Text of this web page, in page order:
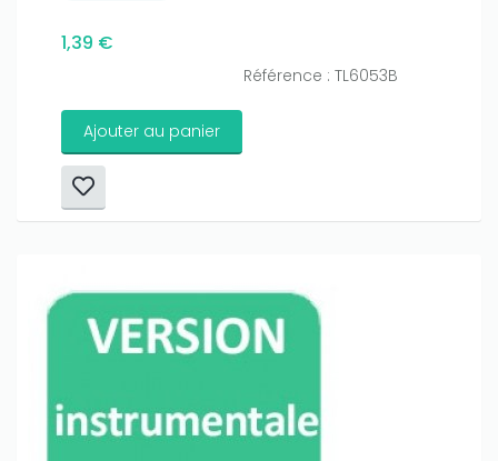
1,39 €
Référence : TL6053B
Ajouter au panier